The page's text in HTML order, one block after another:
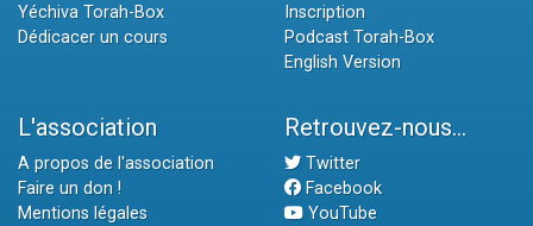
Yéchiva Torah-Box
Dédicacer un cours
Inscription
Podcast Torah-Box
English Version
L'association
A propos de l'association
Faire un don !
Mentions légales
Retrouvez-nous...
Twitter
Facebook
YouTube